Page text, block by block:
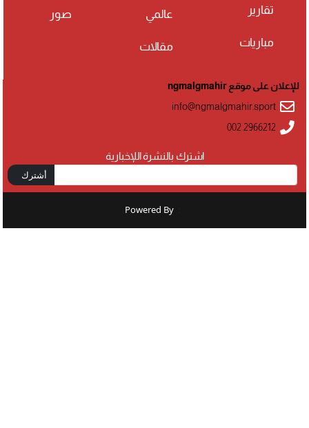
تقارير
مباريات
عالمي
مقالات
صور
اشترك بالنشرة اللإخبارية
أشترك
للإعلان على موقع ngmalgmahir
info@ngmalgmahir.sport
002 2966212
Powered By